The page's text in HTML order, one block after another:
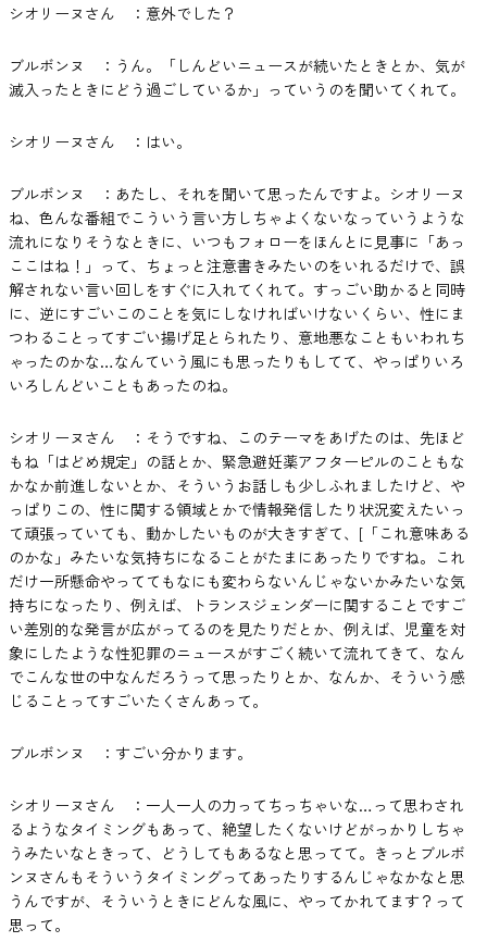
シオリーヌさん ：意外でした？
ブルボンヌ ：うん。「しんどいニュースが続いたときとか、気が
滅入ったときにどう過ごしているか」っていうのを聞いてくれて。
シオリーヌさん ：はい。
ブルボンヌ ：あたし、それを聞いて思ったんですよ。シオリーヌ
ね、色んな番組でこういう言い方しちゃよくないなっていうような
流れになりそうなときに、いつもフォローをほんとに見事に「あっ
ここはね！」って、ちょっと注意書きみたいのをいれるだけで、誤
解されない言い回しをすぐに入れてくれて。すっごい助かると同時
に、逆にすごいこのことを気にしなければいけないくらい、性にま
つわることってすごい揚げ足とられたり、意地悪なこともいわれち
ゃったのかな…なんていう風にも思ったりもしてて、やっぱりいろ
いろしんどいこともあったのね。
シオリーヌさん ：そうですね、このテーマをあげたのは、先ほど
もね「はどめ規定」の話とか、緊急避妊薬アフターピルのこともな
かなか前進しないとか、そういうお話しも少しふれましたけど、や
っぱりこの、性に関する領域とかで情報発信したり状況変えたいっ
て頑張っていても、動かしたいものが大きすぎて、[「これ意味ある
のかな」みたいな気持ちになることがたまにあったりですね。これ
だけ一所懸命やっててもなにも変わらないんじゃないかみたいな気
持ちになったり、例えば、トランスジェンダーに関することですご
い差別的な発言が広がってるのを見たりだとか、例えば、児童を対
象にしたような性犯罪のニュースがすごく続いて流れてきて、なん
でこんな世の中なんだろうって思ったりとか、なんか、そういう感
じることってすごいたくさんあって。
ブルボンヌ ：すごい分かります。
シオリーヌさん ：一人一人の力ってちっちゃいな…って思わされ
るようなタイミングもあって、絶望したくないけどがっかりしちゃ
うみたいなときって、どうしてもあるなと思ってて。きっとブルボ
ンヌさんもそういうタイミングってあったりするんじゃなかなと思
うんですが、そういうときにどんな風に、やってかれてます？って
思って。